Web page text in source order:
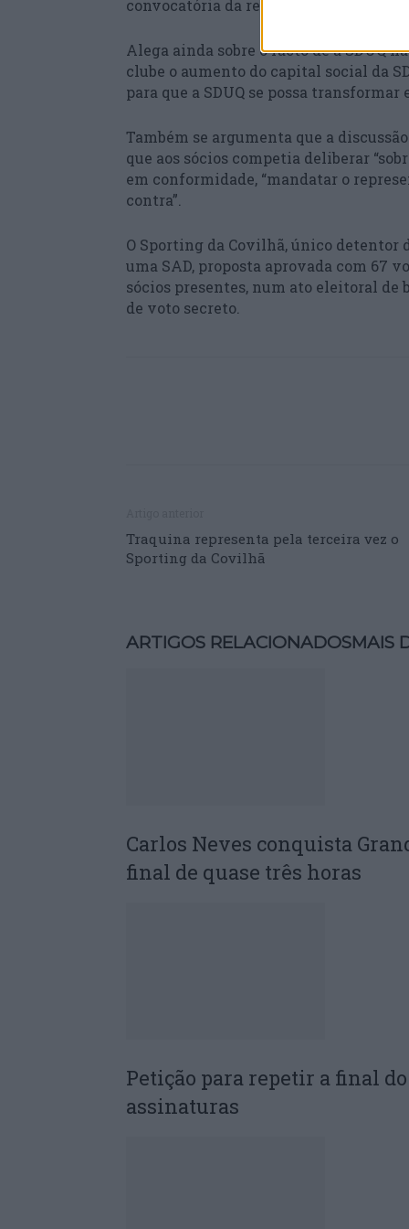
convocatória da reunião magna do
Alega ainda sobre o facto de a SDUQ
clube o aumento do capital social da
para que a SDUQ se possa transformar
Também se argumenta que a
que aos sócios competia deliberar
em conformidade, “mandatar o
contra”.
O Sporting da Covilhã, único detentor
uma SAD, proposta aprovada com 67
sócios presentes, num ato eleitoral de
de voto secreto.
Traquina representa pela terceira vez o
Sporting da Covilhã
ARTIGOS RELACIONADOSMAIS
Carlos Neves conquista
final de quase três horas
Petição para repetir a final
assinaturas